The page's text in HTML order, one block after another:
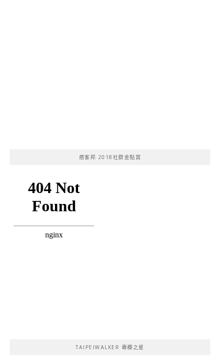
痞客邦 2018社群金點賞
TAIPEIWALKER 專欄之星